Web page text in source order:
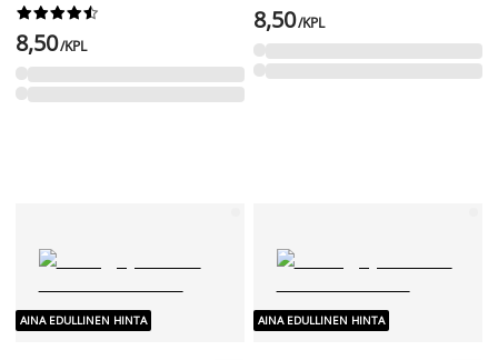






8,50/KPL
8,50/KPL
AINA EDULLINEN HINTA AINA EDULLINEN HINTA